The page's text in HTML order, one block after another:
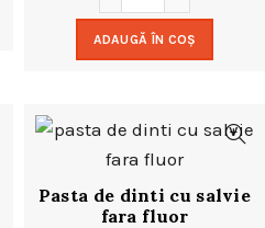
ADAUGĂ ÎN COȘ
Pasta de dinti cu salvie
fara fluor